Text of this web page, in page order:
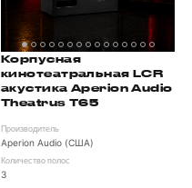
Корпусная
кинотеатральная LCR
акустика Aperion Audio
Theatrus T65
Производитель
Aperion Audio (США)
Количество полос
3